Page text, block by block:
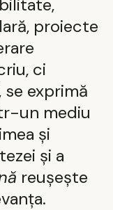
proiecte
ci
se exprimă
un mediu
și
și a
reușește